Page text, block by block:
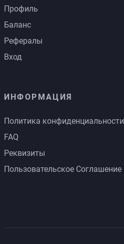
Профиль
Баланс
Рефералы
Вход
ИНФОРМАЦИЯ
Политика конфиденциальности
FAQ
Реквизиты
Пользовательское Соглашение